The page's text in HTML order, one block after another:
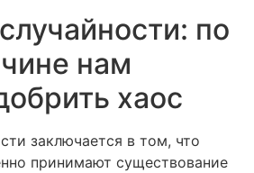
по
нам
хаос
заключается в том, что
принимают существование